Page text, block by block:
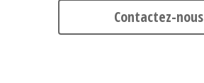
Contactez-nous